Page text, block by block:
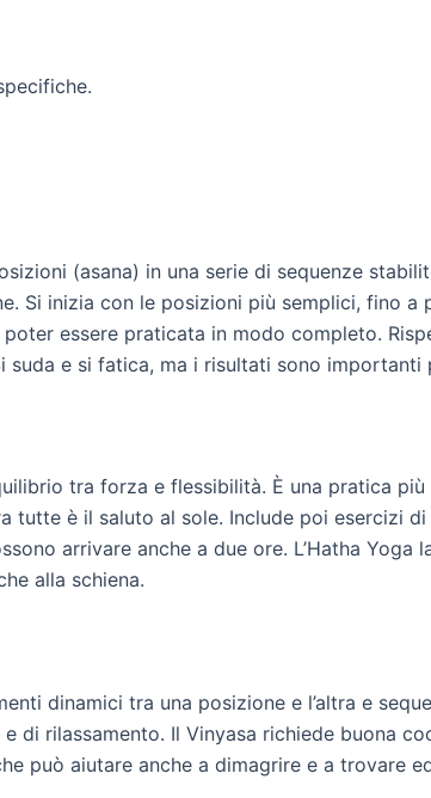
(asana) in una serie di sequenze
Si inizia con le posizioni più semplici, fino a
essere praticata in modo completo.
suda e si fatica, ma i risultati sono
tra forza e flessibilità. È una pratica più
è il saluto al sole. Include poi esercizi
arrivare anche a due ore. L’Hatha Yoga
alla schiena.
dinamici tra una posizione e l’altra e
rilassamento. Il Vinyasa richiede buona
può aiutare anche a dimagrire e a trovare